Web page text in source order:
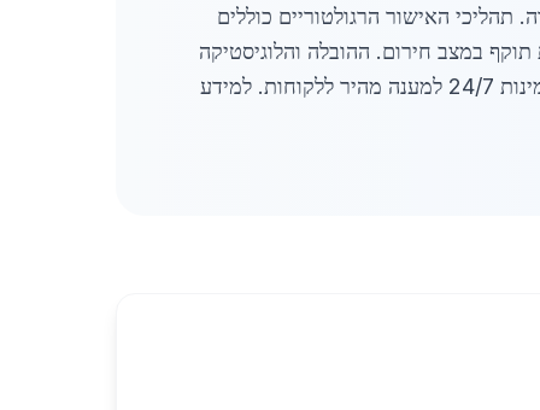
תהליכי האישור הרגולטוריים כוללים
במצב חירום. ההובלה והלוגיסטיקה
מתואמות עם ספקים מקומיים ויבואנים חלופיים כדי למנוע עיכובים עקב שיבושים עולמיים. השירות כולל גם זמינות 24/7 למענה מהיר ללקוחות. למידע